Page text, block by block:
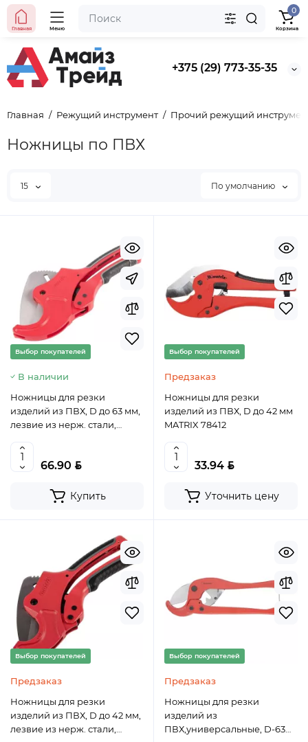
+375 (29) 773-35-35
Главная Меню
0
Корзина
Главная Режущий инструмент Прочий режущий
5.50 BYN
Уточнить цену
Ножницы по ПВХ
15 По умолчанию
Выбор покупателей
В наличии
Ножницы для резки
изделий из ПВХ, D до 63 мм,
лезвие из нерж. стали,
78419
66.90 BYN
Купить
Выбор покупателей
Предзаказ
Ножницы для резки
изделий из ПВХ, D до 42 мм
MATRIX 78412
33.94 BYN
Уточнить цену
Выбор покупателей
Предзаказ
Ножницы для резки
изделий из ПВХ, D до 42 мм,
лезвие из нерж. стали,
Выбор покупателей
Предзаказ
Ножницы для резки
изделий из
ПВХ,универсальные, D-63